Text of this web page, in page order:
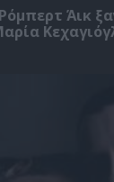
Άικ